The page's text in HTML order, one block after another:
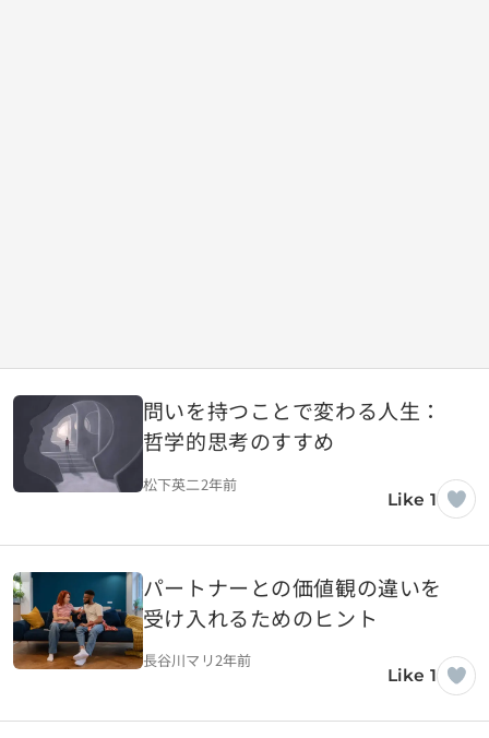
問いを持つことで変わる人生：
哲学的思考のすすめ
松下英二2年前
Like 1
パートナーとの価値観の違いを
受け入れるためのヒント
長谷川マリ2年前
Like 1